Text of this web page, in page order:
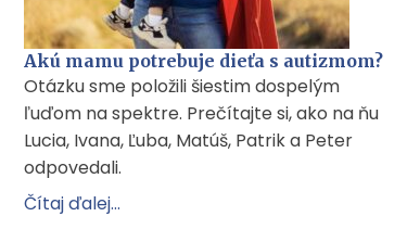
Akú mamu potrebuje dieťa s autizmom?
Otázku sme položili šiestim dospelým
ľuďom na spektre. Prečítajte si, ako na ňu
Lucia, Ivana, Ľuba, Matúš, Patrik a Peter
odpovedali.
Čítaj ďalej...